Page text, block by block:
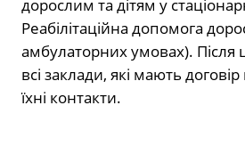
дорослим та дітям у
Реабілітаційна допомога
амбулаторних умовах). Після
всі заклади, які мають
їхні контакти.